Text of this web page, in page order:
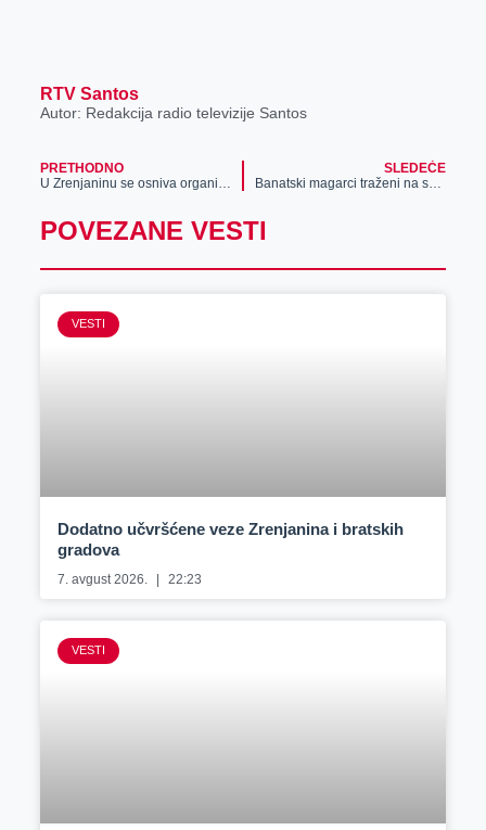
RTV Santos
Autor: Redakcija radio televizije Santos
PRETHODNO
SLEDEĆE
Banatski magarci traženi na salašu u Mužlji, rezervišu se i pre rođenja
POVEZANE VESTI
VESTI
Dodatno učvršćene veze Zrenjanina i bratskih
gradova
7. avgust 2026. 22:23
VESTI